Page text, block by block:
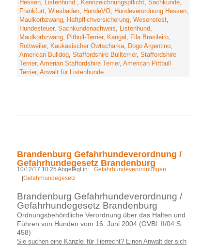
Hessen, Listenhund , Kennzeichnungspflicht, Sachkunde,
Frankfurt, Wiesbaden, HundeVO, Hundeverordnung Hessen,
Maulkorbzwang, Haftpflichversicherung, Wesenstest,
Hundesteuer, Sachkundenachweis, Listenhund,
Maulkorbzwang, Pitbull-Terrier, Kangal , Fila Brasileiro,
Rottweiler, Kaukasischer Owtscharka, Dogo Argentino,
American Bulldog, Staffordshire Bullterrier, Staffordshire
Terrier, Amerian Staffordshire Terrier, American Pittbull
Terrier, Anwalt für Listenhunde
Brandenburg Gefahrhundeverordnung /
Gefahrhundegesetz Brandenburg
10/12/17 10:25 Abgelegt in:
Gefahrhundeverordnungen
|Gefahrhundegesetz
Brandenburg Gefahrhundeverordnung /
Gefahrhundegesetz Brandenburg
Ordnungsbehördliche Verordnung über das Halten und
Führen von Hunden vom 16. Juni 2004 (GVBl. II/04 S.
458)
Sie suchen eine Kanzlei für Tierrecht? Einen Anwalt der sich